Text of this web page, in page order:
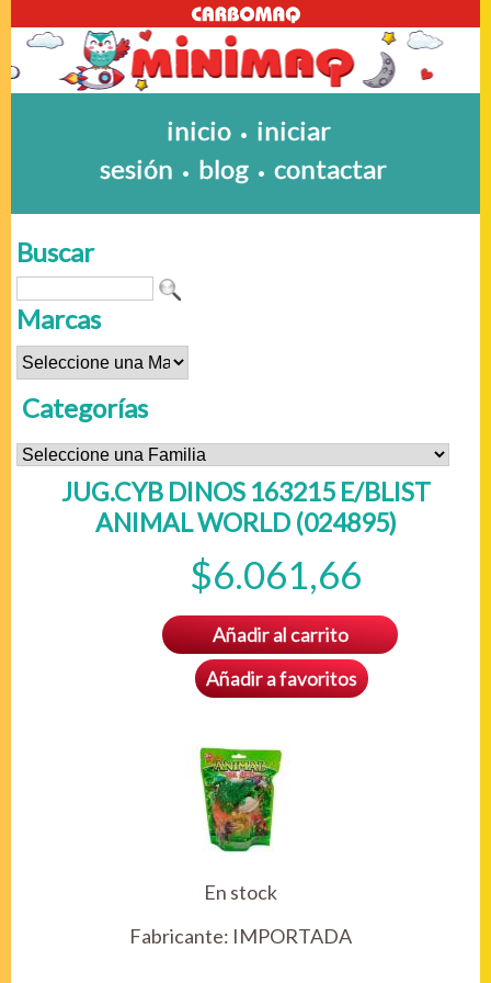
inicio • iniciar
sesión • blog • contactar
Buscar
Marcas
Categorías
JUG.CYB DINOS 163215 E/BLIST
ANIMAL WORLD (024895)
$6.061,66
Añadir al carrito
Añadir a favoritos
En stock
Fabricante: IMPORTADA